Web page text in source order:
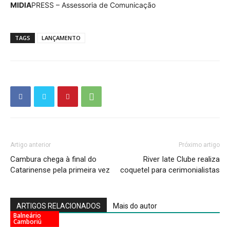
MIDIAPRESS – Assessoria de Comunicação
TAGS LANÇAMENTO
Artigo anterior
Cambura chega à final do
Catarinense pela primeira vez
Próximo artigo
River Iate Clube realiza
coquetel para cerimonialistas
ARTIGOS RELACIONADOS Mais do autor
Balneário
Camboriú